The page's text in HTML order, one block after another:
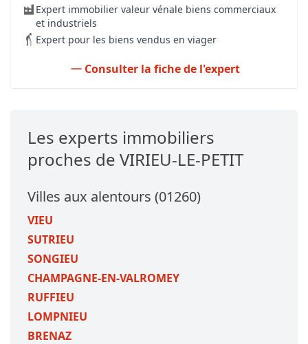
Expert immobilier valeur vénale biens commerciaux
et industriels
Expert pour les biens vendus en viager
Consulter la fiche de l'expert
Les experts immobiliers
proches de VIRIEU-LE-PETIT
Villes aux alentours (01260)
VIEU
SUTRIEU
SONGIEU
CHAMPAGNE-EN-VALROMEY
RUFFIEU
LOMPNIEU
BRENAZ